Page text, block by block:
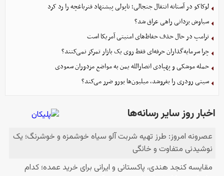
لوکاکو در آستانه انتقال جنجالی؛ ناپولی پیشنهاد فنرباغچه را رد کرد
سیاوش یزدانی راهی عراق شد؟
ترامپ در حال حذف حفاظ‌های امنیتی آمریکا است
چرا سرمایه‌گذاران حرفه‌ای فقط روی یک بازار تمرکز نمی‌کنند؟
حمله موشکی و پهپادی انصارالله یمن به مواضع مزدوران سعودی
سیتی رودری را بفروشد، میلیون‌ها یورو ضرر می‌کند؟